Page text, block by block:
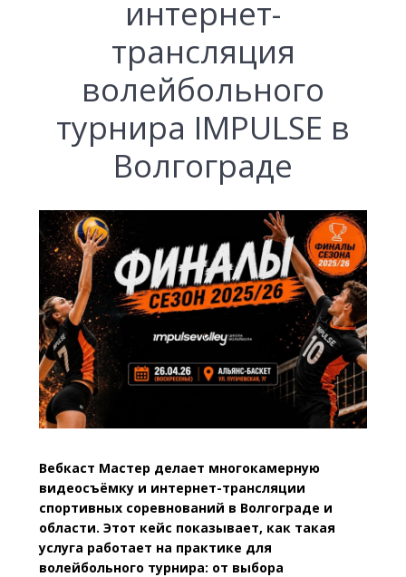
интернет-
трансляция
волейбольного
турнира IMPULSE в
Волгограде
Вебкаст Мастер делает многокамерную
видеосъёмку и интернет-трансляции
спортивных соревнований в Волгограде и
области. Этот кейс показывает, как такая
услуга работает на практике для
волейбольного турнира: от выбора